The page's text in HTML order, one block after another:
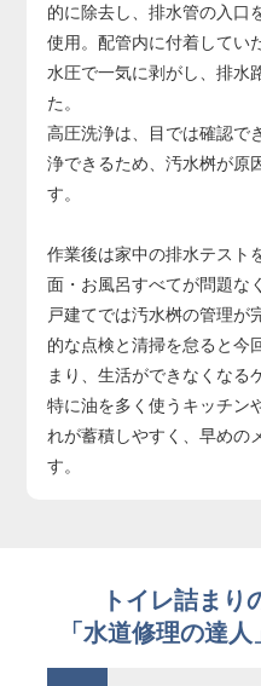
的に除去し、排水管の入口
使用。配管内に付着してい
水圧で一気に剥がし、排水
た。
高圧洗浄は、目では確認で
浄できるため、汚水桝が原
す。
作業後は家中の排水テスト
面・お風呂すべてが問題な
戸建てでは汚水桝の管理が
的な点検と清掃を怠ると今
まり、生活ができなくなる
特に油を多く使うキッチン
れが蓄積しやすく、早めの
す。
トイレ詰まり
「水道修理の達